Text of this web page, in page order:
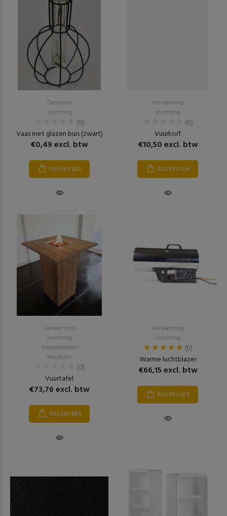
Decoratie
Inrichting
(0)
Vaas met glazen buis (zwart)
€0,49 excl. btw
RESERVEER
Verwarming
Inrichting
(0)
Vuurkorf
€10,50 excl. btw
RESERVEER
Verwarming
Inrichting
Receptietafels
Meubilair
(0)
Vuurtafel
€73,76 excl. btw
RESERVEER
Verwarming
Inrichting
(9)
Warme luchtblazer
€66,15 excl. btw
RESERVEER